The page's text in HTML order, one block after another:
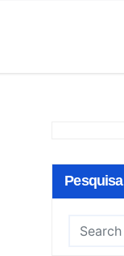
Pesquisa